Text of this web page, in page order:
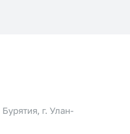
г. Улан-